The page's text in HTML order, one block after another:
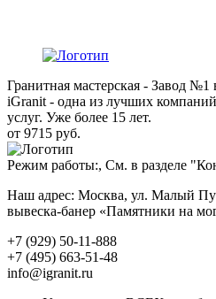
Гранитная мастерская - Завод
iGranit - одна из лучших
услуг. Уже более 15 лет.
от 9715 руб.
Режим работы:, См. в разделе
Наш адрес: Москва, ул. Малый
вывеска-банер «Памятники на
+7 (929) 50-11-888
+7 (495) 663-51-48
info@igranit.ru